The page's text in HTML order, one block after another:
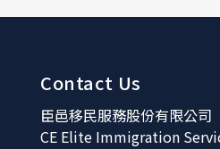
Contact Us
臣邑移民服務股份有限公司
CE Elite Immigration